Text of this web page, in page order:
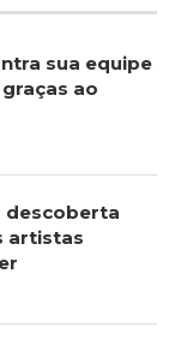
sua equipe
ao
descoberta
artistas